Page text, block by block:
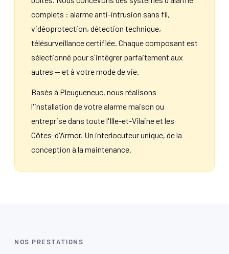
complets : alarme anti-intrusion sans fil,
vidéoprotection, détection technique,
télésurveillance certifiée. Chaque composant est
sélectionné pour s'intégrer parfaitement aux
autres — et à votre mode de vie.
Basés à Pleugueneuc, nous réalisons
l'installation de votre alarme maison ou
entreprise dans toute l'Ille-et-Vilaine et les
Côtes-d'Armor. Un interlocuteur unique, de la
conception à la maintenance.
NOS PRESTATIONS